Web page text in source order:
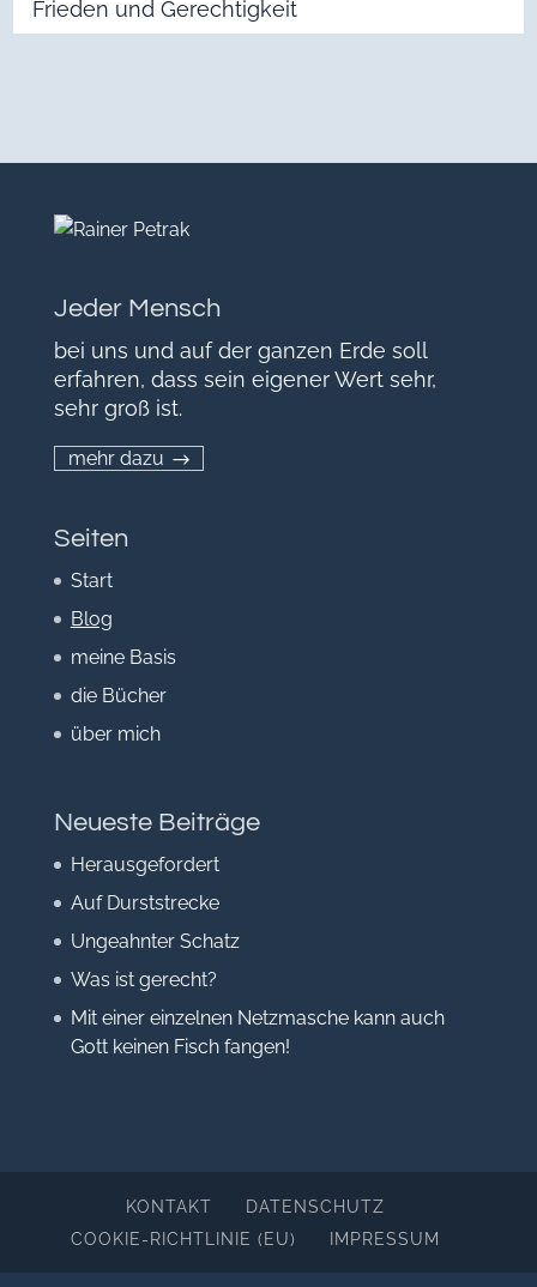
Frieden und Gerechtigkeit
Jeder Mensch
bei uns und auf der ganzen Erde soll
erfahren, dass sein eigener Wert sehr,
sehr groß ist.
mehr dazu
Seiten
Start
Blog
meine Basis
die Bücher
über mich
Neueste Beiträge
Herausgefordert
Auf Durststrecke
Ungeahnter Schatz
Was ist gerecht?
Mit einer einzelnen Netzmasche kann auch
Gott keinen Fisch fangen!
KONTAKT
DATENSCHUTZ
COOKIE-RICHTLINIE (EU)
IMPRESSUM